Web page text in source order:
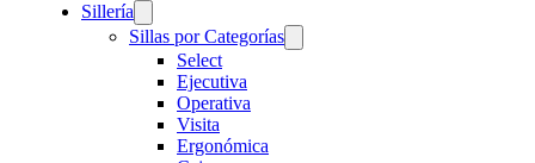
Sillería
Sillas por Categorías
Select
Ejecutiva
Operativa
Visita
Ergonómica